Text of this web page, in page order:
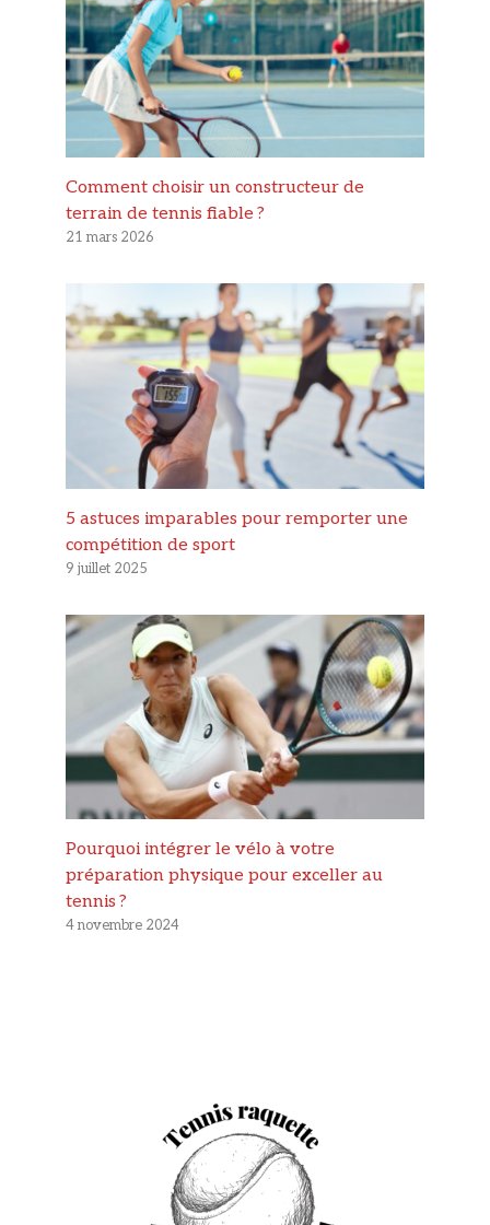
Comment choisir un constructeur de
terrain de tennis fiable ?
21 mars 2026
5 astuces imparables pour remporter une
compétition de sport
9 juillet 2025
Pourquoi intégrer le vélo à votre
préparation physique pour exceller au
tennis ?
4 novembre 2024